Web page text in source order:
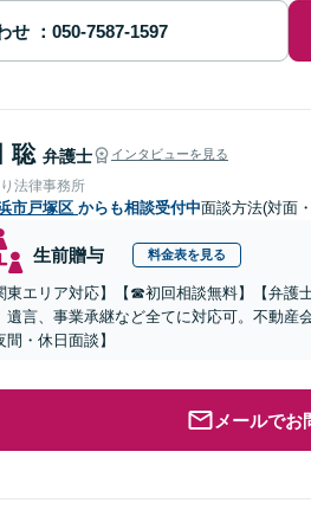
せ
聡 弁護士 インタビューを見る
法律事務所
市戸塚区 からも相談受付中面談方法(対面
生前贈与 料金表を見る
東エリア対応】【☎︎初回相談無料】【弁護
遺言、事業承継など全てに対応可。不動産
間・休日面談】
メールでお